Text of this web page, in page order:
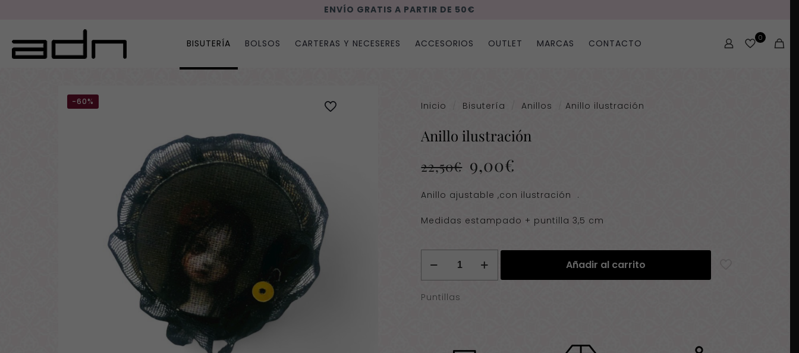
ENVÍO GRATIS A PARTIR DE 50€
BISUTERÍA BOLSOS CARTERAS Y NECESERES ACCESORIOS OUTLET MARCAS CONTACTO 0
-60% Inicio Bisutería Anillos Anillo ilustración
Anillo ilustración
22,50€ El
precio
original
era:
22,50€.
9,00€
actual
es:
9,00€.
Anillo ajustable ,con ilustración .
Medidas estampado + puntilla 3,5 cm
cantidad
Añadir al carrito
Puntillas